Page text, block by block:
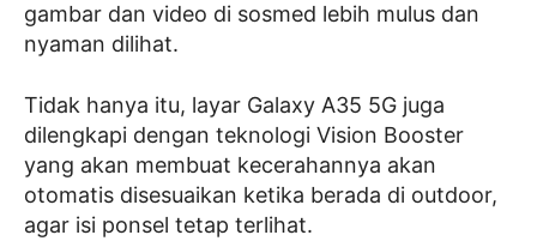
gambar dan video di sosmed lebih mulus dan
nyaman dilihat.
Tidak hanya itu, layar Galaxy A35 5G juga
dilengkapi dengan teknologi Vision Booster
yang akan membuat kecerahannya akan
otomatis disesuaikan ketika berada di outdoor,
agar isi ponsel tetap terlihat.